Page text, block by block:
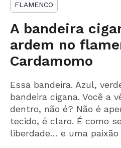
FLAMENCO
A bandeira
ardem no
Cardamomo
Essa bandeira. Azul,
bandeira cigana. Você a
dentro, não é? Não é
tecido, é claro. É como
liberdade… e uma paixão